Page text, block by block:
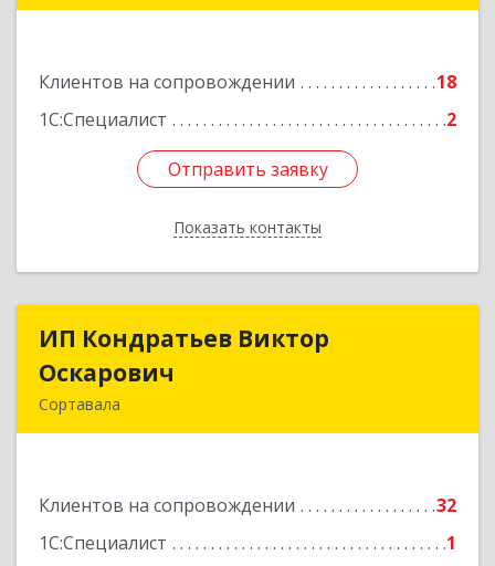
Клиентов на сопровождении
18
1С:Специалист
2
Отправить заявку
Показать контакты
Подробнее
Отправить заявку
Назад
ИП Кондратьев Виктор
Оскарович
Сортавала
Клиентов на сопровождении
32
1С:Специалист
1
ИП Кондратьев Виктор
Подробнее